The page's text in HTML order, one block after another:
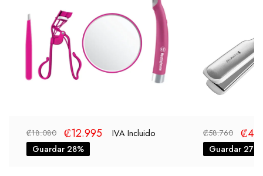
₡18.080 ₡12.995
IVA Incluido
Guardar 28%
₡58.760 ₡
Guardar 27%